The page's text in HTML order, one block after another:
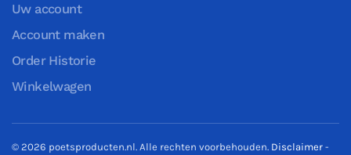
Uw account
Account maken
Order Historie
Winkelwagen
© 2026 poetsproducten.nl. Alle rechten voorbehouden. Disclaimer -